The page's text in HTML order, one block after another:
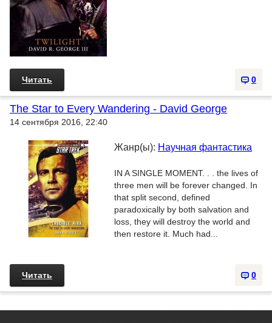
0
Читать
The Star to Every Wandering - David George
14 сентября 2016, 22:40
Жанр(ы): Научная фантастика
IN A SINGLE MOMENT. . . the lives of
three men will be forever changed. In
that split second, defined
paradoxically by both salvation and
loss, they will destroy the world and
then restore it. Much had...
0
Читать